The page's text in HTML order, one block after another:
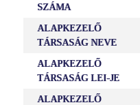
SZÁMA
ALAPKEZELŐ
TÁRSASÁG NEVE
ALAPKEZELŐ
TÁRSASÁG LEI-JE
ALAPKEZELŐ